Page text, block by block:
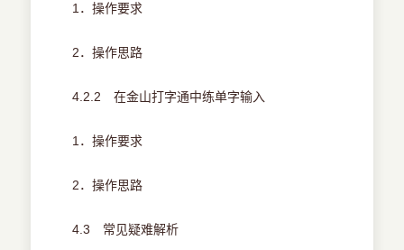
1．操作要求
2．操作思路
4.2.2 在金山打字通中练单字输入
1．操作要求
2．操作思路
4.3 常见疑难解析